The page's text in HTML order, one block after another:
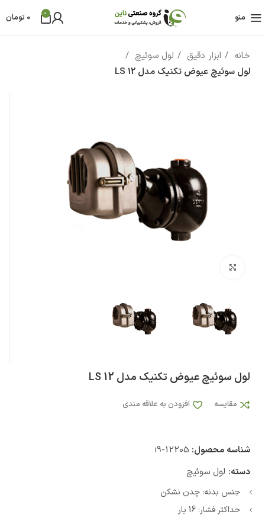
منو 0
0 تومان
خانه ابزار دقیق
لول سوئیچ
لول سوئیچ عیوض تکنیک مدل LS 12
لول سوئیچ عیوض تکنیک مدل LS 12
مقایسه افزودن به علاقه مندی
شناسه محصول: i9-12205
دسته: لول سوئیچ
جنس بدنه: چدن نشکن
حداکثر فشار: 16 بار